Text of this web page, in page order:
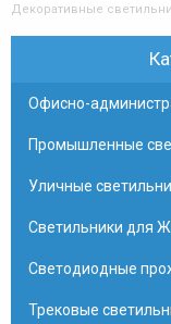
Декоративные
Офисно-
Промышленные
Уличные
Светильники для
Светодиодные
Трековые